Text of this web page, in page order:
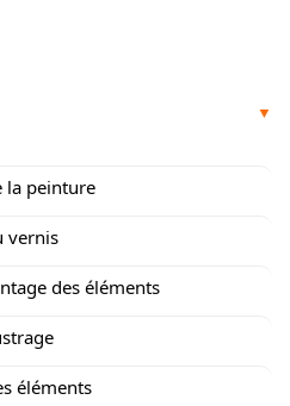
la peinture
vernis
des éléments
éléments